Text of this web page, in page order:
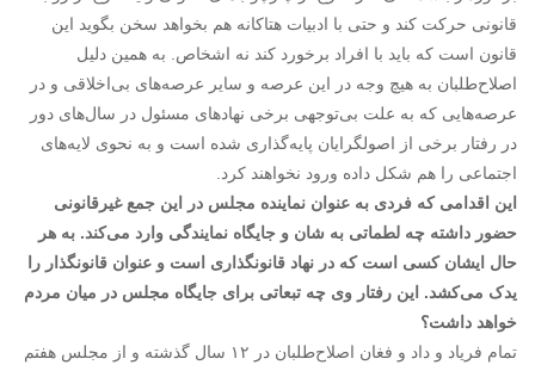
قانونی حرکت کند و حتی با ادبیات هتاکانه هم بخواهد سخن بگوید این
قانون است که باید با افراد برخورد کند نه اشخاص. به همین دلیل
اصلاح‌طلبان به هیچ وجه در این عرصه و سایر عرصه‌های بی‌اخلاقی و در
عرصه‌هایی که به علت بی‌توجهی برخی نهادهای مسئول در سال‌های دور
در رفتار برخی از اصولگرایان پایه‌گذاری شده است و به نحوی لایه‌های
اجتماعی را هم شکل داده ورود نخواهند کرد.
این اقدامی که فردی به عنوان نماینده مجلس در این جمع غیرقانونی
حضور داشته چه لطماتی به شان و جایگاه نمایندگی وارد می‌کند. به هر
حال ایشان کسی است که در نهاد قانونگذاری است و عنوان قانونگذار را
یدک می‌کشد. این رفتار وی چه تبعاتی برای جایگاه مجلس در میان مردم
خواهد داشت؟
تمام فریاد و داد و فغان اصلاح‌طلبان در ۱۲ سال گذشته و از مجلس هفتم